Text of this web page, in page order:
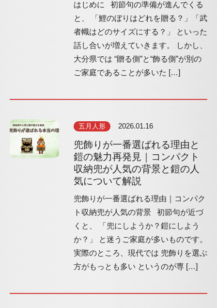
はじめに 初節句の準備が進んでくる
と、 「鯉のぼりはどれを贈る？」「武
者幟はどのサイズにする？」 といった
話し合いが増えていきます。 しかし、
大分県では “贈る側”と“飾る側”が別の
ご家庭であることが多いた […]
五月人形 2026.01.16
兜飾りが一番選ばれる理由と
鎧の魅力再発見｜コンパクト
収納兜が人気の背景と鎧の人
気について解説
兜飾りが一番選ばれる理由｜コンパク
ト収納兜が人気の背景 初節句が近づ
くと、 「兜にしようか？鎧にしよう
か？」 と迷うご家庭が多いものです。
実際のところ、現代では 兜飾りを選ぶ
方がもっとも多い というのが専 […]